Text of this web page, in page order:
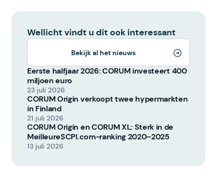
Wellicht vindt u dit ook interessant
Bekijk al het nieuws
Eerste halfjaar 2026: CORUM investeert 400
miljoen euro
23 juli 2026
CORUM Origin verkoopt twee hypermarkten
in Finland
21 juli 2026
CORUM Origin en CORUM XL: Sterk in de
MeilleureSCPI.com-ranking 2020–2025
13 juli 2026